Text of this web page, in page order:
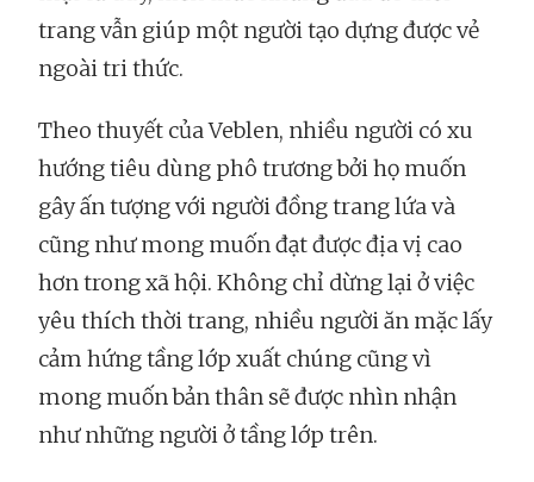
trang vẫn giúp một người tạo dựng được vẻ
ngoài tri thức.
Theo thuyết của Veblen, nhiều người có xu
hướng tiêu dùng phô trương bởi họ muốn
gây ấn tượng với người đồng trang lứa và
cũng như mong muốn đạt được địa vị cao
hơn trong xã hội. Không chỉ dừng lại ở việc
yêu thích thời trang, nhiều người ăn mặc lấy
cảm hứng tầng lớp xuất chúng cũng vì
mong muốn bản thân sẽ được nhìn nhận
như những người ở tầng lớp trên.